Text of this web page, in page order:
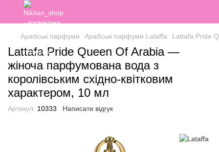
Арабські парфуми Арабські парфуми Lataffa Lattafa Pride
Lattafa Pride Queen Of Arabia —
жіноча парфумована вода з
королівським східно‑квітковим
характером, 10 мл
Артикул: 10333 Написати відгук